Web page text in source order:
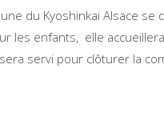
du Kyoshinkai Alsace
les enfants, elle
servi pour clôturer la